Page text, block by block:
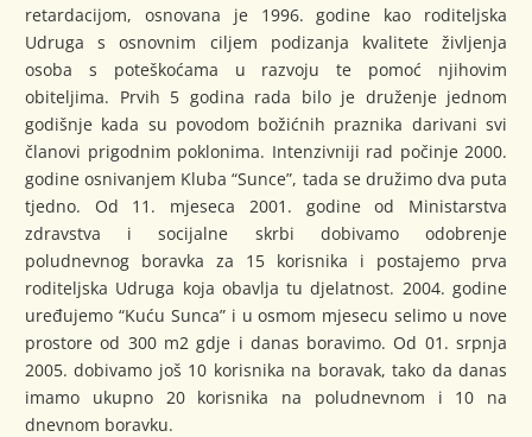
retardacijom, osnovana je 1996. godine kao roditeljska
Udruga s osnovnim ciljem podizanja kvalitete življenja
osoba s poteškoćama u razvoju te pomoć njihovim
obiteljima. Prvih 5 godina rada bilo je druženje jednom
godišnje kada su povodom božićnih praznika darivani svi
članovi prigodnim poklonima. Intenzivniji rad počinje 2000.
godine osnivanjem Kluba “Sunce”, tada se družimo dva puta
tjedno. Od 11. mjeseca 2001. godine od Ministarstva
zdravstva i socijalne skrbi dobivamo odobrenje
poludnevnog boravka za 15 korisnika i postajemo prva
roditeljska Udruga koja obavlja tu djelatnost. 2004. godine
uređujemo “Kuću Sunca” i u osmom mjesecu selimo u nove
prostore od 300 m2 gdje i danas boravimo. Od 01. srpnja
2005. dobivamo još 10 korisnika na boravak, tako da danas
imamo ukupno 20 korisnika na poludnevnom i 10 na
dnevnom boravku.